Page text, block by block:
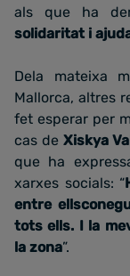
als que ha
solidaritat i
Dela mateixa
Mallorca, altres
fet esperar per
cas de Xiskya
que ha
xarxes socials: “
entre
tots ells. I la
la zona”.